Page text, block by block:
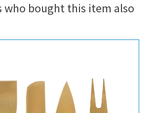
who bought this item also